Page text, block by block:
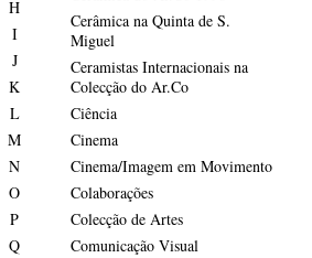
H
I
J
K
L
M
N
O
P
Q
Cerâmica na Quinta de S.
Miguel
Ceramistas Internacionais na
Colecção do Ar.Co
Ciência
Cinema
Cinema/Imagem em Movimento
Colaborações
Colecção de Artes
Comunicação Visual